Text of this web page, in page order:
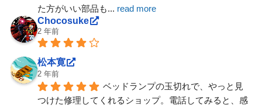
た方がいい部品も... read more
Chocosuke
2 年前
松本寛
2 年前
ベッドランプの玉切れで、やっと見
つけた修理してくれるショップ。電話してみると、感